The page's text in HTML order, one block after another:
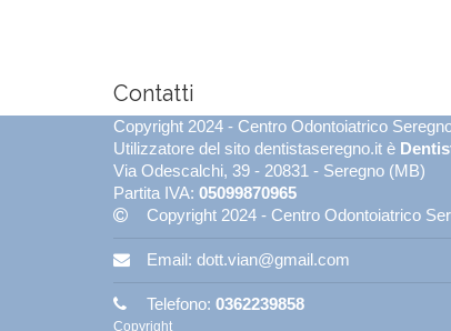
Contatti
Copyright 2024 - Centro Odontoiatrico
Utilizzatore del sito dentistaseregno.it è
Via Odescalchi, 39 - 20831 - Seregno (MB)
Partita IVA: 05099870965
Copyright 2024 - Centro Odontoiatrico
Email: dott.vian@gmail.com
Telefono: 0362239858
Copyright